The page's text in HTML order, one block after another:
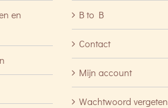
en
B to B
Contact
Mijn account
Wachtwoord vergeten